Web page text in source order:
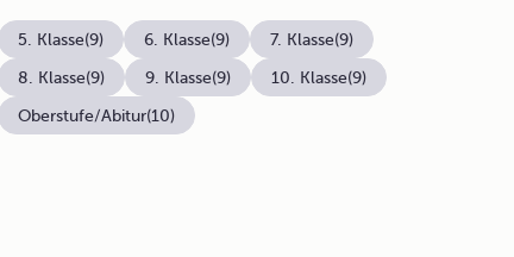
5. Klasse(9) 6. Klasse(9) 7. Klasse(9)
8. Klasse(9) 9. Klasse(9) 10. Klasse(9)
Oberstufe/Abitur(10)